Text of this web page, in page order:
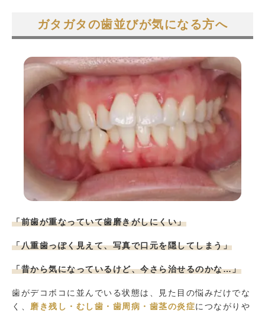
ガタガタの歯並びが気になる方へ
「前歯が重なっていて歯磨きがしにくい」
「八重歯っぽく見えて、写真で口元を隠してしまう」
「昔から気になっているけど、今さら治せるのかな…」
歯がデコボコに並んでいる状態は、見た目の悩みだけでな
く、 磨き残し・むし歯・歯周病・歯茎の炎症につながりや